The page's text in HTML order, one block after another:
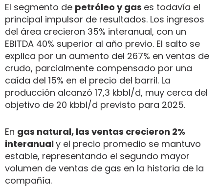
El segmento de petróleo y gas es todavía el
principal impulsor de resultados. Los ingresos
del área crecieron 35% interanual, con un
EBITDA 40% superior al año previo. El salto se
explica por un aumento del 267% en ventas de
crudo, parcialmente compensado por una
caída del 15% en el precio del barril. La
producción alcanzó 17,3 kbbl/d, muy cerca del
objetivo de 20 kbbl/d previsto para 2025.
En gas natural, las ventas crecieron 2%
interanualy el precio promedio se mantuvo
estable, representando el segundo mayor
volumen de ventas de gas en la historia de la
compañía.